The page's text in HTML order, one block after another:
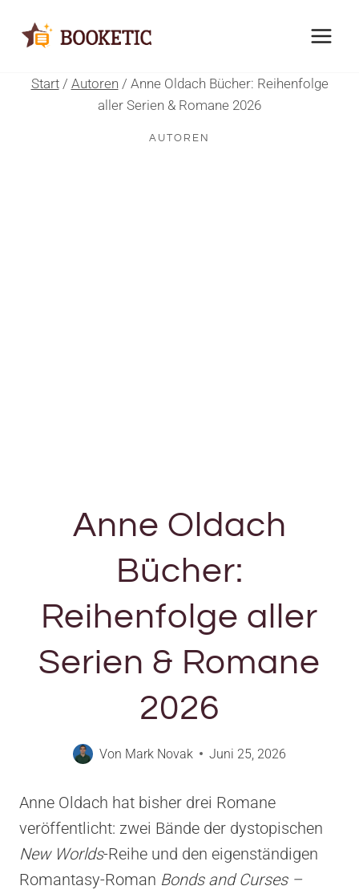
Inhalt
Start / Autoren / Anne Oldach Bücher: Reihenfolge
aller Serien & Romane 2026
AUTOREN
Anne Oldach
Bücher:
Reihenfolge aller
Serien & Romane
2026
Von Mark Novak Juni 25, 2026
Anne Oldach hat bisher drei Romane
veröffentlicht: zwei Bände der dystopischen
New Worlds-Reihe und den eigenständigen
Romantasy-Roman Bonds and Curses –